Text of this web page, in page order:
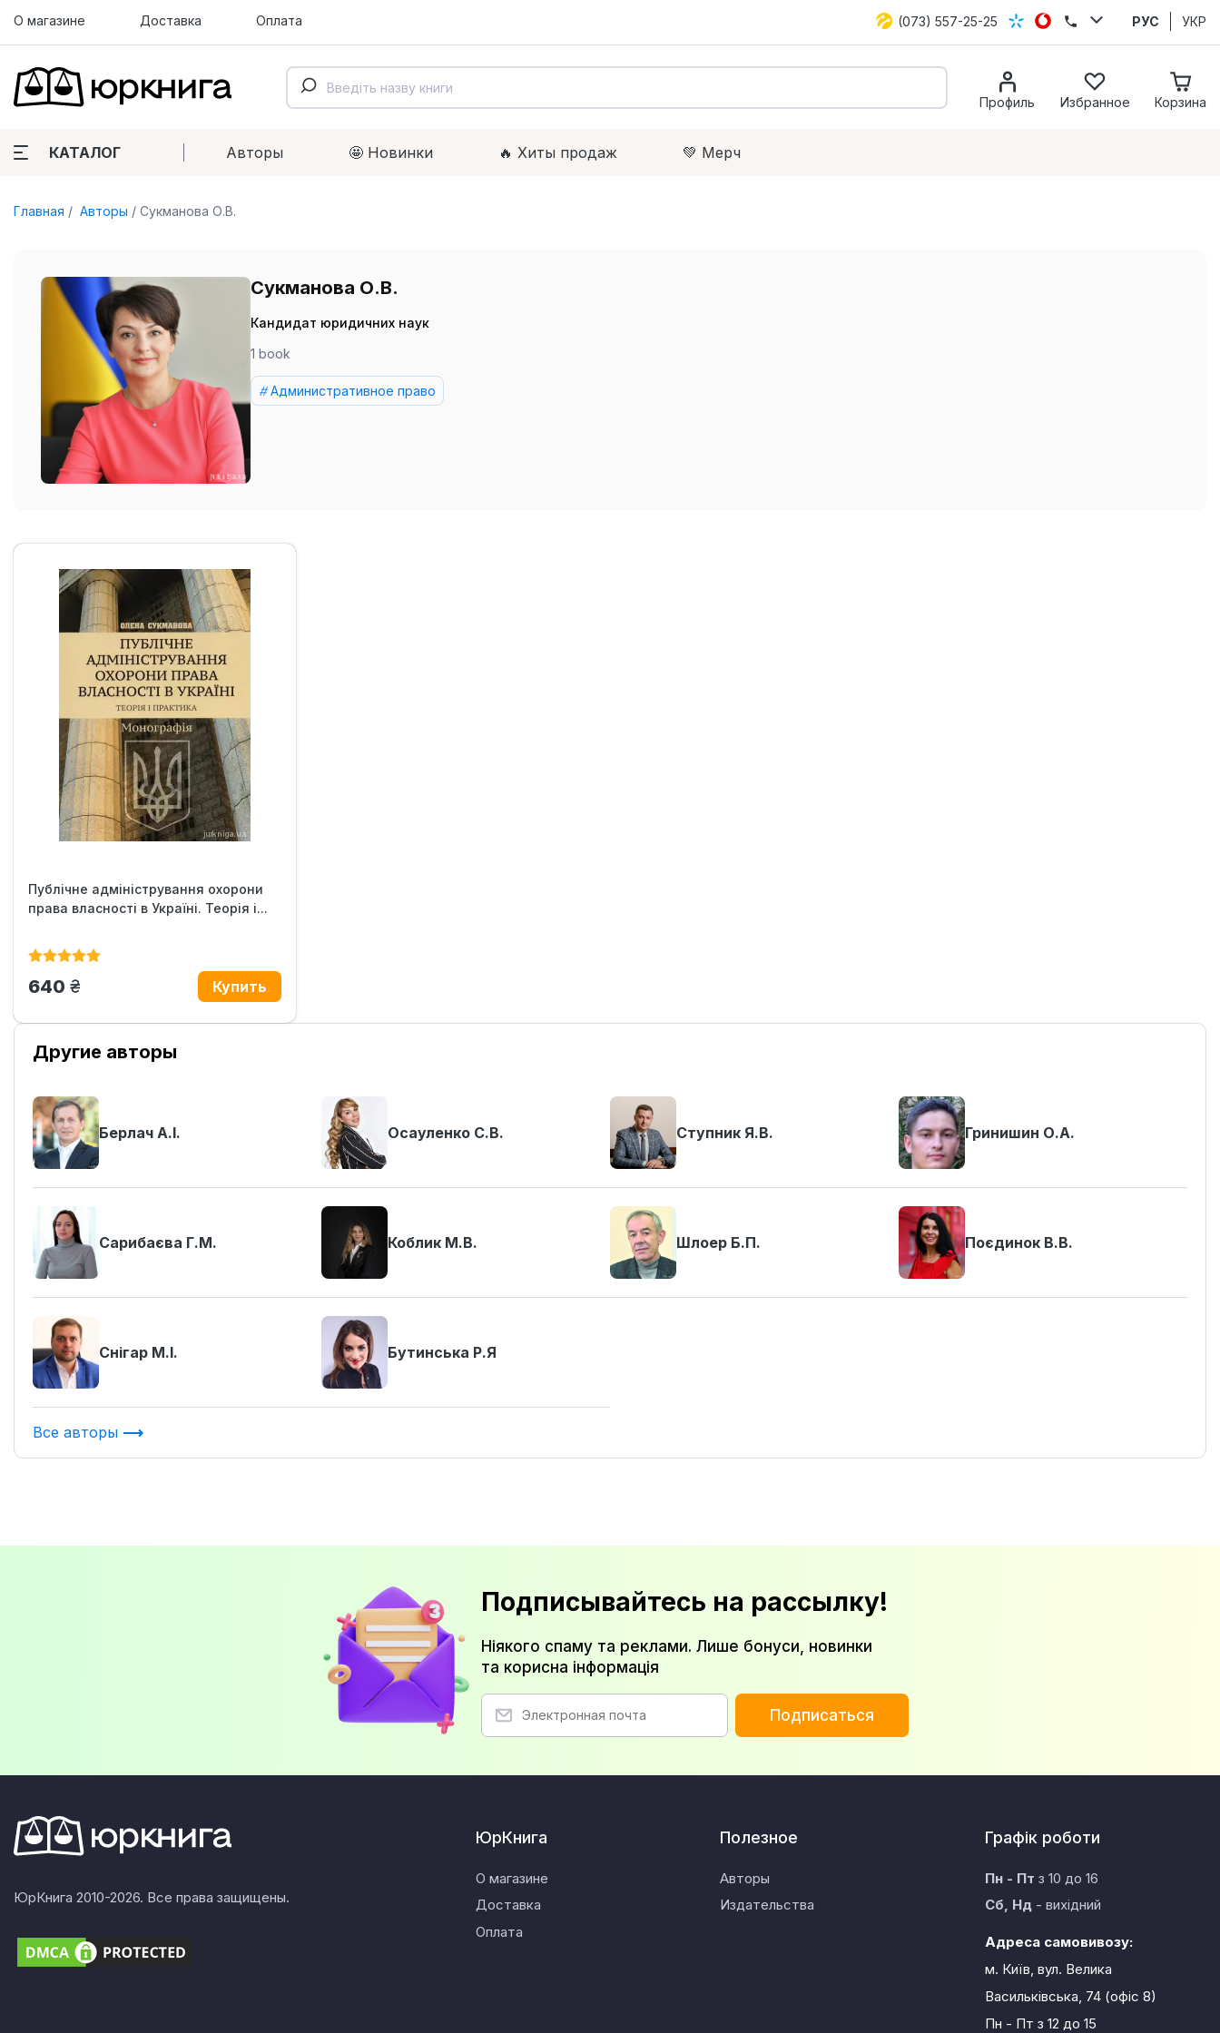
О магазине Доставка Оплата (073) 557-25-25 РУС УКР
Профиль Избранное Корзина
КАТАЛОГ Авторы 🤩 Новинки 🔥 Xиты продаж 💚 Мерч
Главная Авторы Сукманова О.В.
Сукманова О.В.
Кандидат юридичних наук
1 book
Административное право
Публічне адміністрування охорони
права власності в Україні. Теорія і...
640 грн.
Другие авторы
Берлач А.І. Осауленко С.В. Ступник Я.В. Гринишин О.А.
Сарибаєва Г.М. Коблик М.В. Шлоер Б.П. Поєдинок В.В.
Снігар М.І. Бутинська Р.Я
Все авторы
Подписывайтесь на рассылку!
Ніякого спаму та реклами. Лише бонуси, новинки
та корисна інформація
Подписаться
ЮрКнига 2010-2026. Все права защищены.
ЮрКнига
О магазине
Доставка
Оплата
Полезное
Авторы
Издательства
Графік роботи
Пн - Пт з 10 до 16
Сб, Нд- вихідний
Адреса самовивозу:
м. Київ, вул. Велика
Васильківська, 74 (офіс 8)
Пн - Пт з 12 до 15